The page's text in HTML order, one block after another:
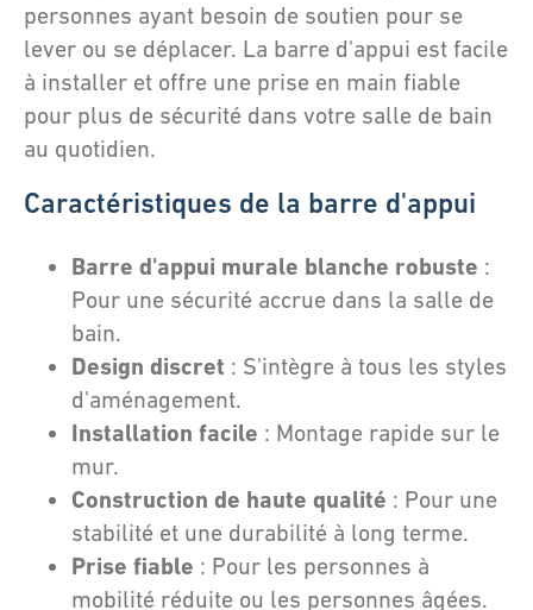
personnes ayant besoin de soutien pour se
lever ou se déplacer. La barre d'appui est facile
à installer et offre une prise en main fiable
pour plus de sécurité dans votre salle de bain
au quotidien.
Caractéristiques de la barre d'appui
Barre d'appui murale blanche robuste :
Pour une sécurité accrue dans la salle de
bain.
Design discret : S'intègre à tous les styles
d'aménagement.
Installation facile : Montage rapide sur le
mur.
Construction de haute qualité : Pour une
stabilité et une durabilité à long terme.
Prise fiable : Pour les personnes à
mobilité réduite ou les personnes âgées.